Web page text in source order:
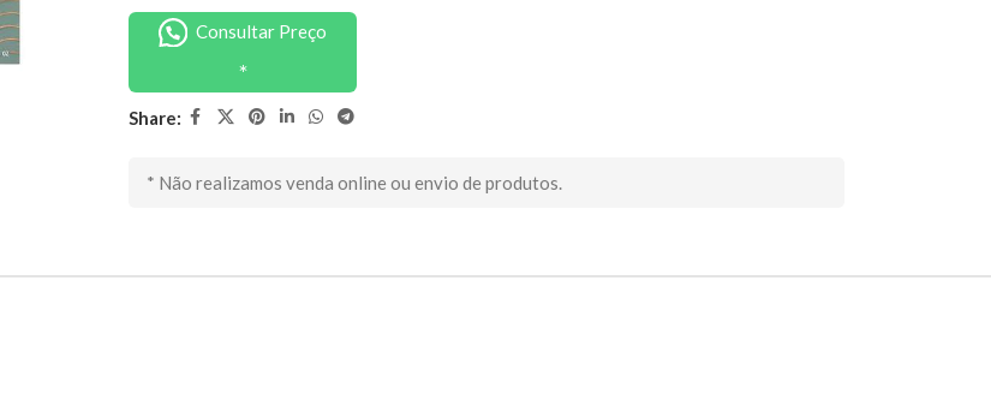
Consultar Preço
Share:
* Não realizamos venda online ou envio de produtos.